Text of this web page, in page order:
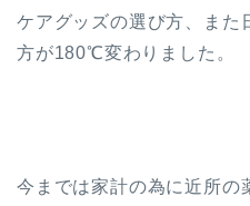
ケアグッズの選び方、また
方が180℃変わりました。
今までは家計の為に近所の